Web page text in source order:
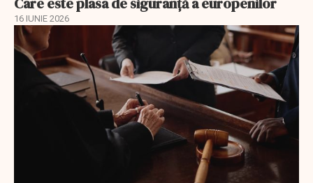
16 IUNIE 2026